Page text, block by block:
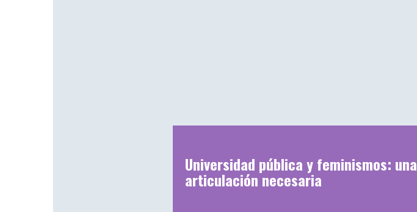
Universidad pública y feminismos: una
articulación necesaria